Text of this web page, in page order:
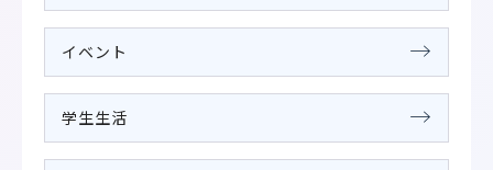
イベント
学生生活